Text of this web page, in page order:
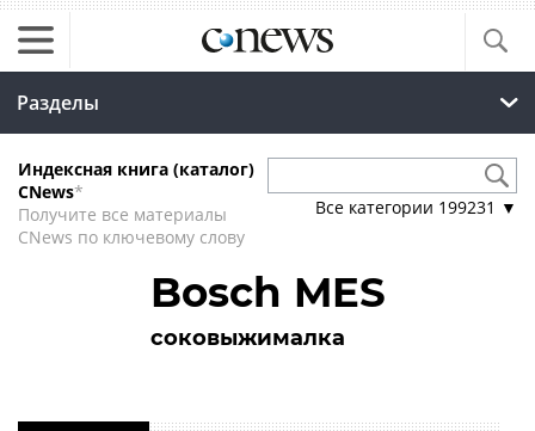
Разделы
Индексная книга (каталог)
CNews*
Получите все материалы
CNews по ключевому слову
Все категории 199231 ▼
Bosch MES
соковыжималка